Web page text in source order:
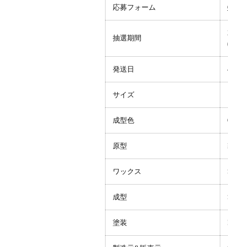
応募フォーム
抽選期間
発送日
サイズ
成型色
原型
ワックス
成型
塗装